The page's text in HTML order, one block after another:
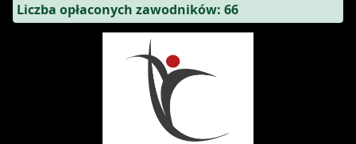
Liczba opłaconych zawodników: 66